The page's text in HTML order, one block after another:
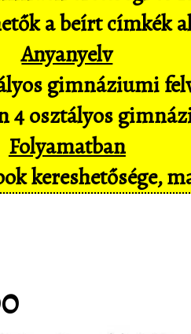
a beírt címkék
Anyanyelv
gimnáziumi
4 osztályos
Folyamatban
kereshetősége,